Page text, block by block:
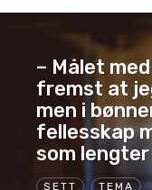
SETT TEMA
– Målet
fremst at
men i
fellesskap
som